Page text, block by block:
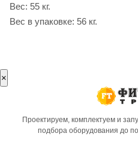
Вес: 55 кг.
Вес в упаковке: 56 кг.
×
Проектируем, комплектуем и
подбора оборудования до